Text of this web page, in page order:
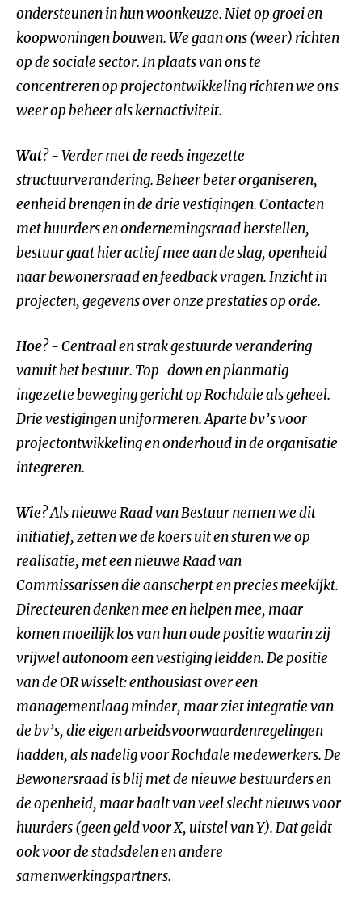
ondersteunen in hun woonkeuze. Niet op groei en
koopwoningen bouwen. We gaan ons (weer) richten
op de sociale sector. In plaats van ons te
concentreren op projectontwikkeling richten we ons
weer op beheer als kernactiviteit.
Wat? - Verder met de reeds ingezette
structuurverandering. Beheer beter organiseren,
eenheid brengen in de drie vestigingen. Contacten
met huurders en ondernemingsraad herstellen,
bestuur gaat hier actief mee aan de slag, openheid
naar bewonersraad en feedback vragen. Inzicht in
projecten, gegevens over onze prestaties op orde.
Hoe? - Centraal en strak gestuurde verandering
vanuit het bestuur. Top-down en planmatig
ingezette beweging gericht op Rochdale als geheel.
Drie vestigingen uniformeren. Aparte bv’s voor
projectontwikkeling en onderhoud in de organisatie
integreren.
Wie? Als nieuwe Raad van Bestuur nemen we dit
initiatief, zetten we de koers uit en sturen we op
realisatie, met een nieuwe Raad van
Commissarissen die aanscherpt en precies meekijkt.
Directeuren denken mee en helpen mee, maar
komen moeilijk los van hun oude positie waarin zij
vrijwel autonoom een vestiging leidden. De positie
van de OR wisselt: enthousiast over een
managementlaag minder, maar ziet integratie van
de bv’s, die eigen arbeidsvoorwaardenregelingen
hadden, als nadelig voor Rochdale medewerkers. De
Bewonersraad is blij met de nieuwe bestuurders en
de openheid, maar baalt van veel slecht nieuws voor
huurders (geen geld voor X, uitstel van Y). Dat geldt
ook voor de stadsdelen en andere
samenwerkingspartners.